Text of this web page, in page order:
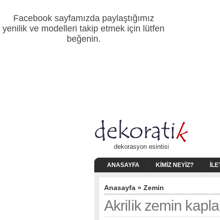
Facebook sayfamızda paylaştığımız
yenilik ve modelleri takip etmek için lütfen
beğenin.
dekorasyon esintisi
ANASAYFA KIMIZ NEYIZ?
Anasayfa » Zemin
Akrilik zemin